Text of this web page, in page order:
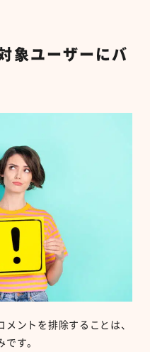
象ユーザーにバ
メントを排除することは、
です。